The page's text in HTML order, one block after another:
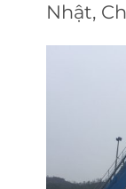
Nhật,